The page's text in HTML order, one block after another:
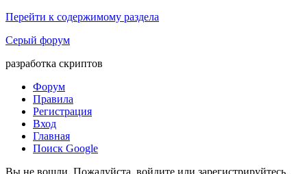
Перейти к содержимому раздела
Серый форум
разработка скриптов
Форум
Правила
Регистрация
Вход
Главная
Поиск Google
Вы не вошли. Пожалуйста, войдите или зарегистрируйтесь.